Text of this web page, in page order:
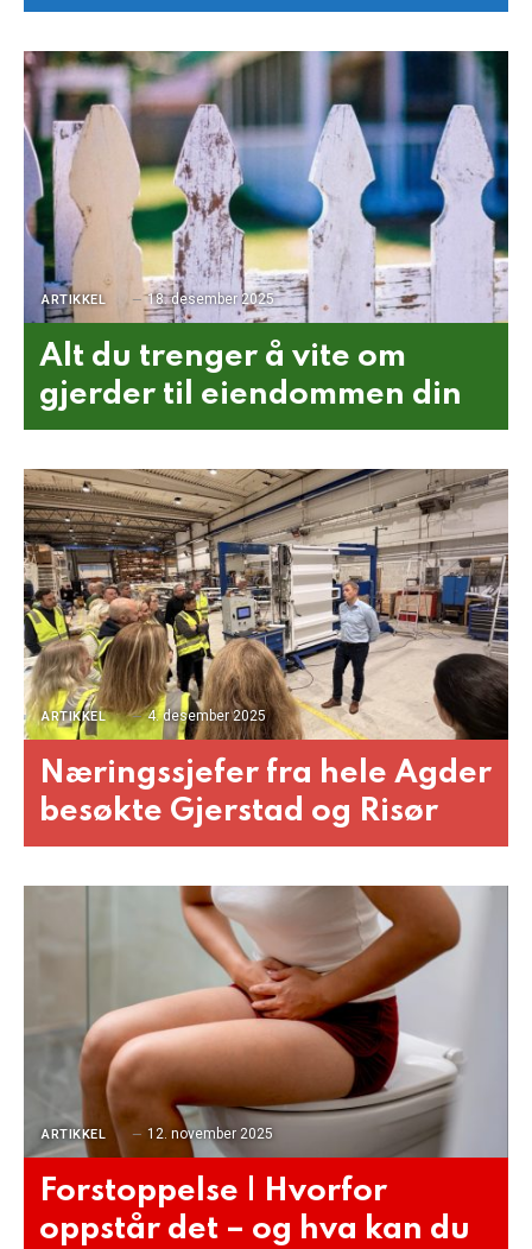
ARTIKKEL 18. desember 2025
Alt du trenger å vite om
gjerder til eiendommen din
ARTIKKEL 4. desember 2025
Næringssjefer fra hele Agder
besøkte Gjerstad og Risør
ARTIKKEL 12. november 2025
Forstoppelse | Hvorfor
oppstår det – og hva kan du